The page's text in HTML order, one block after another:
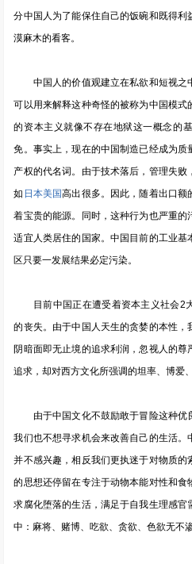
分中国人为了能保住自己的饭碗和既得
漠麻木的看客。
中国人的价值观建立在私欲和短视之
可以用来解释这种奇怪的被称为中国模
的资本主义就像不存在地狱这一概念的
免。事实上，现在的中国制造已经成为
产权的代名词。由于技术落后，管理失
如 日本美国高出很多。因此，随着出口额
着宝贵的能源。同时，这种行为也严重
适宜人类居住的国家。中国目前的工业
区只要一发展结果必定污染。
目前中国正在遭受着资本主义社会2
的丧失。由于中国人天生的贪婪的本性
阴暗面即无止境的追求利润，忽视人的
追求，却对西方文化所强调的坦率、博爱
由于中国文化不鼓励敢于冒险这种优
我们也不想寻求机会来改善自己的生活。
并不感兴趣，相反我们更执迷于对物质
的思想还停留在专注于动物本能对性和
求腐化堕落的生活，满足于自我生理感官
中：麻将、赌博、吃欲、贪欲、色欲无不